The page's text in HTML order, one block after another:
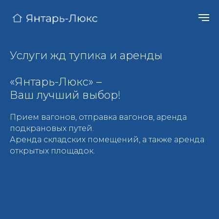
Услуги жд тупика и аренды
«Янтарь-Люкс» –
Ваш лучший выбор!
Прием вагонов, отправка вагонов, аренда
подкрановых путей.
Аренда складских помещений, а также аренда
открытых площадок.